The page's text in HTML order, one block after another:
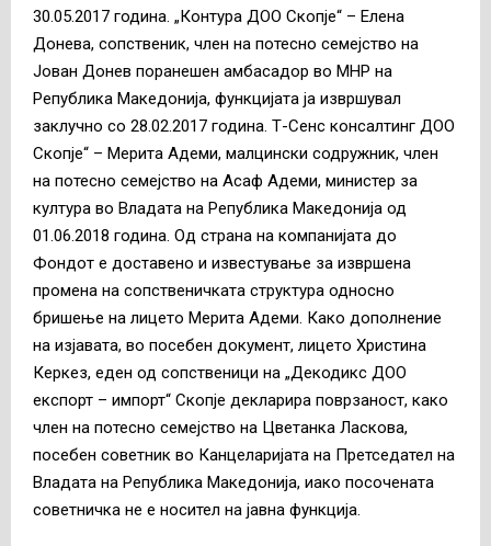
30.05.2017 година. „Контура ДОО Скопје“ – Елена
Донева, сопственик, член на потесно семејство на
Јован Донев поранешен амбасадор во МНР на
Република Македонија, функцијата ја извршувал
заклучно со 28.02.2017 година. Т-Сенс консалтинг ДОО
Скопје“ – Мерита Адеми, малцински содружник, член
на потесно семејство на Асаф Адеми, министер за
култура во Владата на Република Македонија од
01.06.2018 година. Од страна на компанијата до
Фондот е доставено и известување за извршена
промена на сопственичката структура односно
бришење на лицето Мерита Адеми. Како дополнение
на изјавата, во посебен документ, лицето Христина
Керкез, еден од сопственици на „Декодикс ДОО
експорт – импорт“ Скопје декларира поврзаност, како
член на потесно семејство на Цветанка Ласкова,
посебен советник во Канцеларијата на Претседател на
Владата на Република Македонија, иако посочената
советничка не е носител на јавна функција.